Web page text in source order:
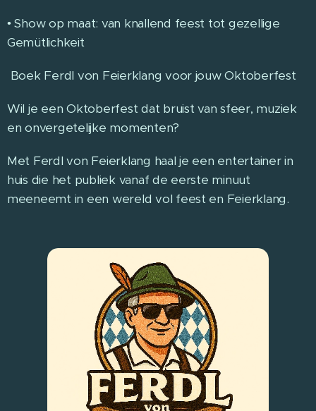
• Show op maat: van knallend feest tot gezellige
Gemütlichkeit
Boek Ferdl von Feierklang voor jouw Oktoberfest
Wil je een Oktoberfest dat bruist van sfeer, muziek
en onvergetelijke momenten?
Met Ferdl von Feierklang haal je een entertainer in
huis die het publiek vanaf de eerste minuut
meeneemt in een wereld vol feest en Feierklang.